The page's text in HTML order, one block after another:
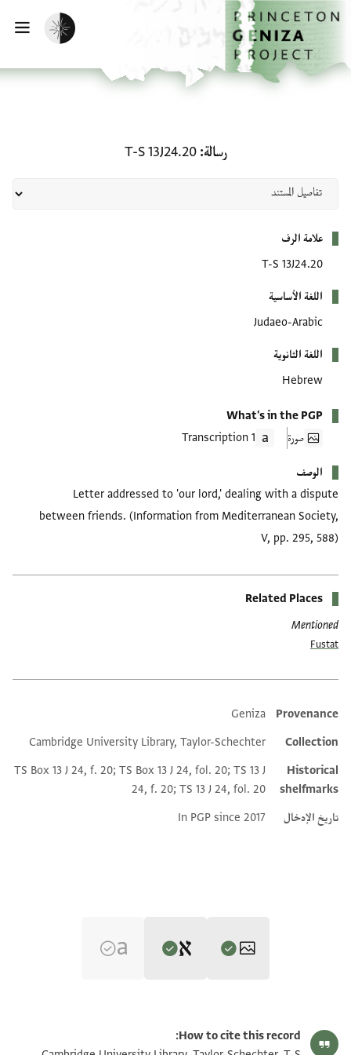
إلى المحتوى الرئيسي
الرئيسية
تفعيل الوضع المظلم
رسالة T-S 13J24.20
علامة الرف
T-S 13J24.20
اللغة الأساسية
Judaeo-Arabic
اللغة الثانوية
Hebrew
What's in the PGP
صورة
1 Transcription
الوصف
Letter addressed to 'our lord,' dealing with a dispute
between friends. (Information from Mediterranean Society,
V, pp. 295, 588)
Related Places
Mentioned
Fustat
Additional metadata
Provenance
Geniza
Collection
Cambridge University Library, Taylor-Schechter
Historical
shelfmarks
TS Box 13 J 24, f. 20; TS Box 13 J 24, fol. 20; TS 13 J
24, f. 20; TS 13 J 24, fol. 20
تاريخ الإدخال
In PGP since 2017
S. D. Goitein's unpublished edition (1950–85).
How to cite this record: